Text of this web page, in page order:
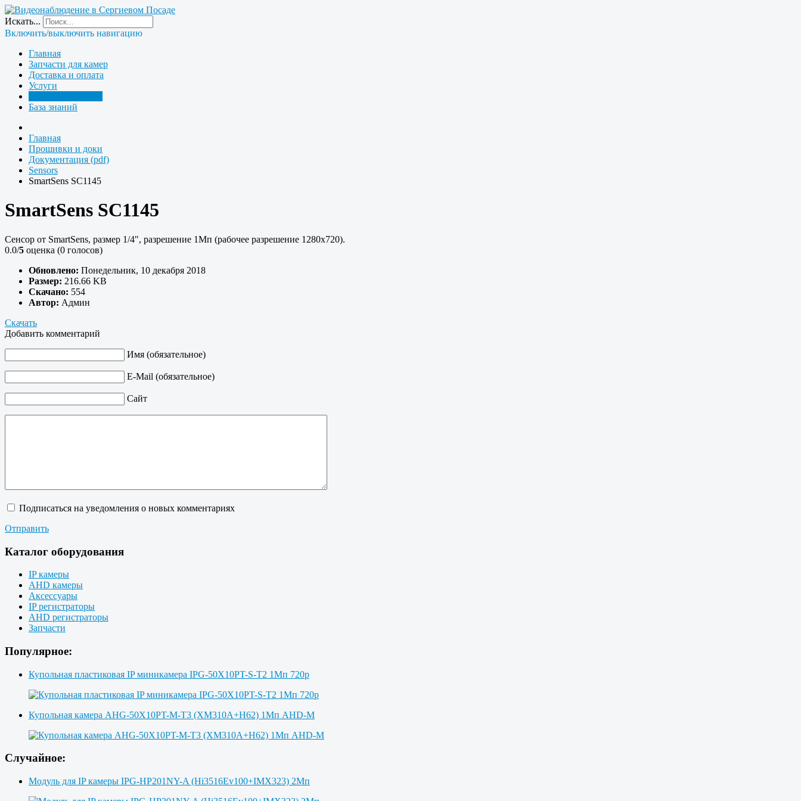
Искать...
Включить/выключить навигацию
Главная
Запчасти для камер
Доставка и оплата
Услуги
База знаний
Главная
Прошивки и доки
Документация (pdf)
Sensors
SmartSens SC1145
SmartSens SC1145
Сенсор от SmartSens, размер 1/4", разрешение 1Мп (рабочее разрешение 1280x720).
0.0/5 оценка (0 голосов)
Обновлено: Понедельник, 10 декабря 2018
Размер: 216.66 KB
Скачано: 554
Автор: Админ
Скачать
Добавить комментарий
Имя (обязательное)
E-Mail (обязательное)
Сайт
Подписаться на уведомления о новых комментариях
Отправить
Каталог оборудования
IP камеры
AHD камеры
Аксессуары
IP регистраторы
AHD регистраторы
Запчасти
Популярное:
Купольная пластиковая IP миникамера IPG-50X10PT-S-T2 1Мп 720p
Купольная камера AHG-50X10PT-M-T3 (XM310A+H62) 1Мп AHD-M
Случайное:
Модуль для IP камеры IPG-HP201NY-A (Hi3516Ev100+IMX323) 2Мп